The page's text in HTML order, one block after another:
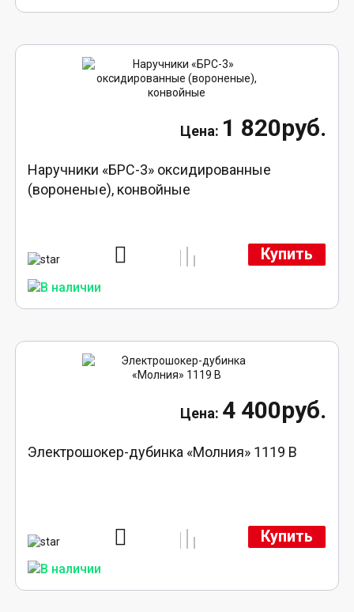
1 820руб.
Наручники «БРС-3» оксидированные
(вороненые), конвойные
Купить
4 400руб.
Электрошокер-дубинка «Молния» 1119 В
Купить